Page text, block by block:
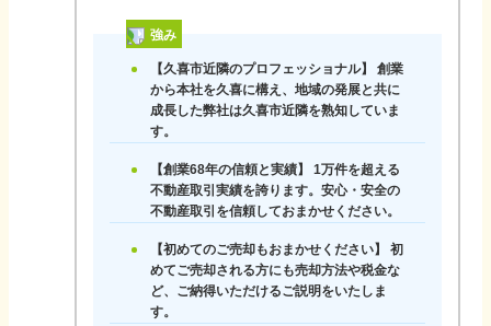
強み
【久喜市近隣のプロフェッショナル】 創業
から本社を久喜に構え、地域の発展と共に
成長した弊社は久喜市近隣を熟知していま
す。
【創業68年の信頼と実績】 1万件を超える
不動産取引実績を誇ります。安心・安全の
不動産取引を信頼しておまかせください。
【初めてのご売却もおまかせください】 初
めてご売却される方にも売却方法や税金な
ど、ご納得いただけるご説明をいたしま
す。